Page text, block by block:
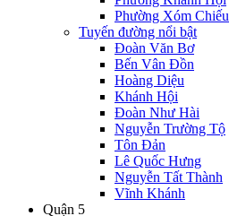
Phường Xóm Chiếu
Tuyến đường nổi bật
Đoàn Văn Bơ
Bến Vân Đồn
Hoàng Diệu
Khánh Hội
Đoàn Như Hài
Nguyễn Trường Tộ
Tôn Đản
Lê Quốc Hưng
Nguyễn Tất Thành
Vĩnh Khánh
Quận 5